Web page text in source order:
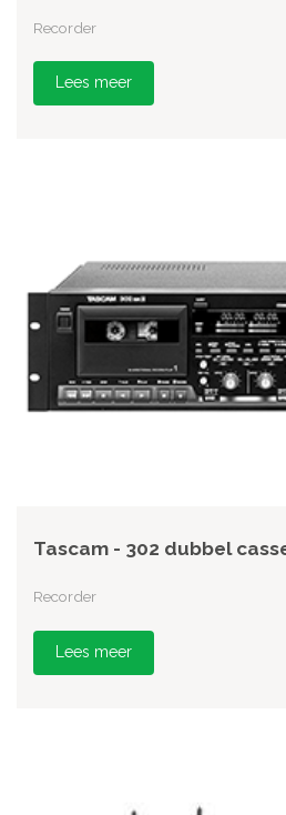
Recorder
Lees meer
Tascam - 302 dubbel
Recorder
Lees meer